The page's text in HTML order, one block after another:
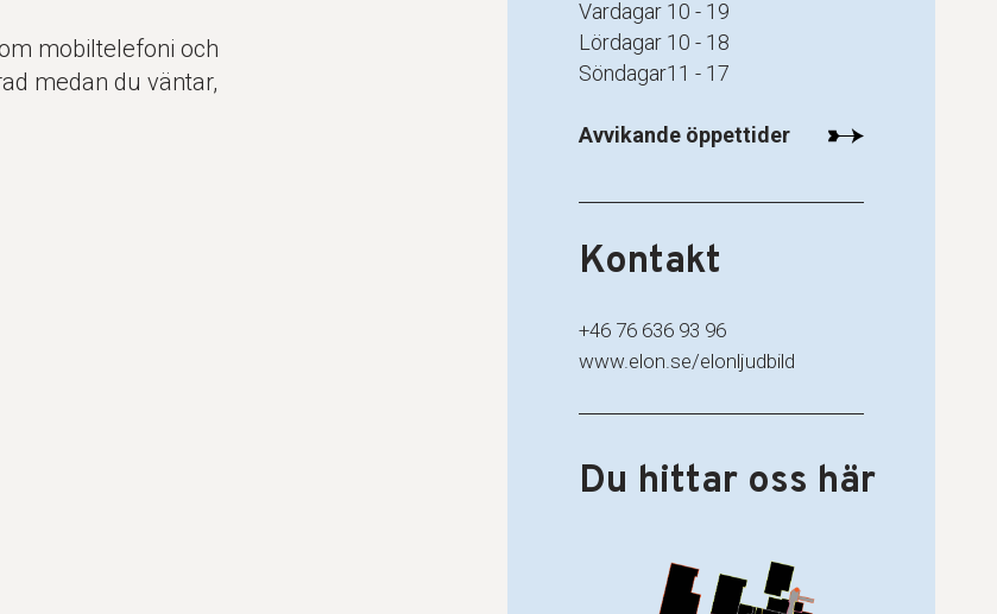
mobiltelefoni och
medan du väntar,
Vardagar 10 - 19
Lördagar 10 - 18
Söndagar11 - 17
Avvikande öppettider
Kontakt
+46 76 636 93 96
www.elon.se/elonljudbild
Du hittar oss här